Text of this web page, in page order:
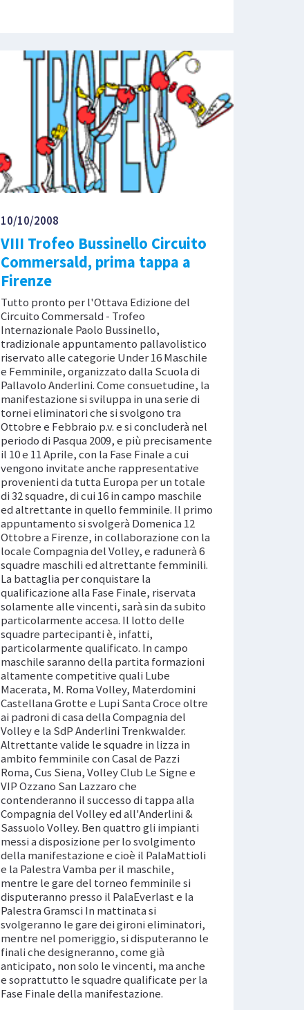
10/10/2008
VIII Trofeo Bussinello Circuito
Commersald, prima tappa a
Firenze
Tutto pronto per l'Ottava Edizione del
Circuito Commersald - Trofeo
Internazionale Paolo Bussinello,
tradizionale appuntamento pallavolistico
riservato alle categorie Under 16 Maschile
e Femminile, organizzato dalla Scuola di
Pallavolo Anderlini. Come consuetudine, la
manifestazione si sviluppa in una serie di
tornei eliminatori che si svolgono tra
Ottobre e Febbraio p.v. e si concluderà nel
periodo di Pasqua 2009, e più precisamente
il 10 e 11 Aprile, con la Fase Finale a cui
vengono invitate anche rappresentative
provenienti da tutta Europa per un totale
di 32 squadre, di cui 16 in campo maschile
ed altrettante in quello femminile. Il primo
appuntamento si svolgerà Domenica 12
Ottobre a Firenze, in collaborazione con la
locale Compagnia del Volley, e radunerà 6
squadre maschili ed altrettante femminili.
La battaglia per conquistare la
qualificazione alla Fase Finale, riservata
solamente alle vincenti, sarà sin da subito
particolarmente accesa. Il lotto delle
squadre partecipanti è, infatti,
particolarmente qualificato. In campo
maschile saranno della partita formazioni
altamente competitive quali Lube
Macerata, M. Roma Volley, Materdomini
Castellana Grotte e Lupi Santa Croce oltre
ai padroni di casa della Compagnia del
Volley e la SdP Anderlini Trenkwalder.
Altrettante valide le squadre in lizza in
ambito femminile con Casal de Pazzi
Roma, Cus Siena, Volley Club Le Signe e
VIP Ozzano San Lazzaro che
contenderanno il successo di tappa alla
Compagnia del Volley ed all'Anderlini &
Sassuolo Volley. Ben quattro gli impianti
messi a disposizione per lo svolgimento
della manifestazione e cioè il PalaMattioli
e la Palestra Vamba per il maschile,
mentre le gare del torneo femminile si
disputeranno presso il PalaEverlast e la
Palestra Gramsci In mattinata si
svolgeranno le gare dei gironi eliminatori,
mentre nel pomeriggio, si disputeranno le
finali che designeranno, come già
anticipato, non solo le vincenti, ma anche
e soprattutto le squadre qualificate per la
Fase Finale della manifestazione.